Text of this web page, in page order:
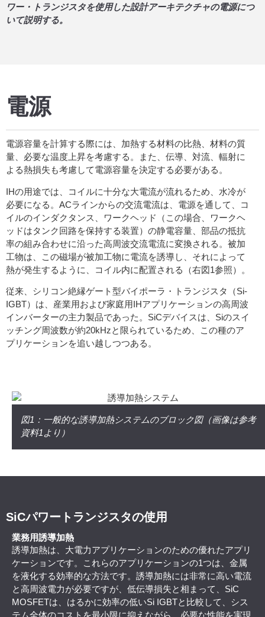
ワー・トランジスタを使用した設計アーキテクチャの電源につ
いて説明する。
電源
電源容量を計算する際には、加熱する材料の比熱、材料の質
量、必要な温度上昇を考慮する。また、伝導、対流、輻射に
よる熱損失も考慮して電源容量を決定する必要がある。
IHの用途では、コイルに十分な大電流が流れるため、水冷が
必要になる。ACラインからの交流電流は、電源を通して、コ
イルのインダクタンス、ワークヘッド（この場合、ワークヘ
ッドはタンク回路を保持する装置）の静電容量、部品の抵抗
率の組み合わせに沿った高周波交流電流に変換される。被加
工物は、この磁場が被加工物に電流を誘導し、それによって
熱が発生するように、コイル内に配置される（右図1参照）。
従来、シリコン絶縁ゲート型バイポーラ・トランジスタ（Si-
IGBT）は、産業用および家庭用IHアプリケーションの高周波
インバーターの主力製品であった。SiCデバイスは、Siのスイ
ッチング周波数が約20kHzと限られているため、この種のア
プリケーションを追い越しつつある。
図1：一般的な誘導加熱システムのブロック図（画像は参考
資料1より）
SiCパワートランジスタの使用
業務用誘導加熱
誘導加熱は、大電力アプリケーションのための優れたアプリ
ケーションです。これらのアプリケーションの1つは、金属
を液化する効率的な方法です。誘導加熱には非常に高い電流
と高周波電力が必要ですが、低伝導損失と相まって、SiC
MOSFETは、はるかに効率の低いSi IGBTと比較して、シス
テム全体のコストを最小限に抑えながら、必要な性能を実現